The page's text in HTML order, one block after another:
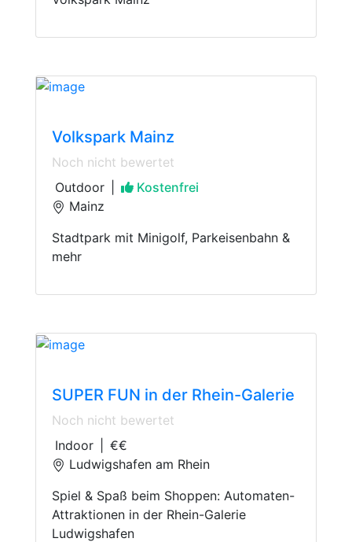
Volkspark Mainz
Noch nicht bewertet
Outdoor
Kostenfrei
Mainz
Stadtpark mit Minigolf, Parkeisenbahn &
mehr
SUPER FUN in der Rhein-Galerie
Noch nicht bewertet
Indoor
€€
Ludwigshafen am Rhein
Spiel & Spaß beim Shoppen: Automaten-
Attraktionen in der Rhein-Galerie
Ludwigshafen